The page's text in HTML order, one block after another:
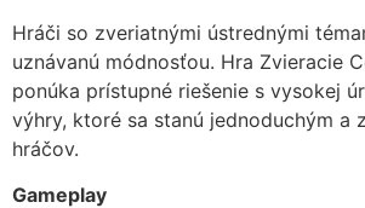
Hráči so zveriatnými ústrednými
uznávanú módnosťou. Hra Zvieracie
ponúka prístupné riešenie s vysokej
výhry, ktoré sa stanú jednoduchým a
hráčov.
Gameplay